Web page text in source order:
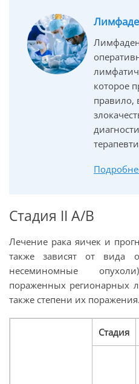
которое
правило,
Стадия II А/В
Лечение рака яичек и
также зависят от вида
несеминомные
пораженных регионарных
также степени их поражения.
Стадия